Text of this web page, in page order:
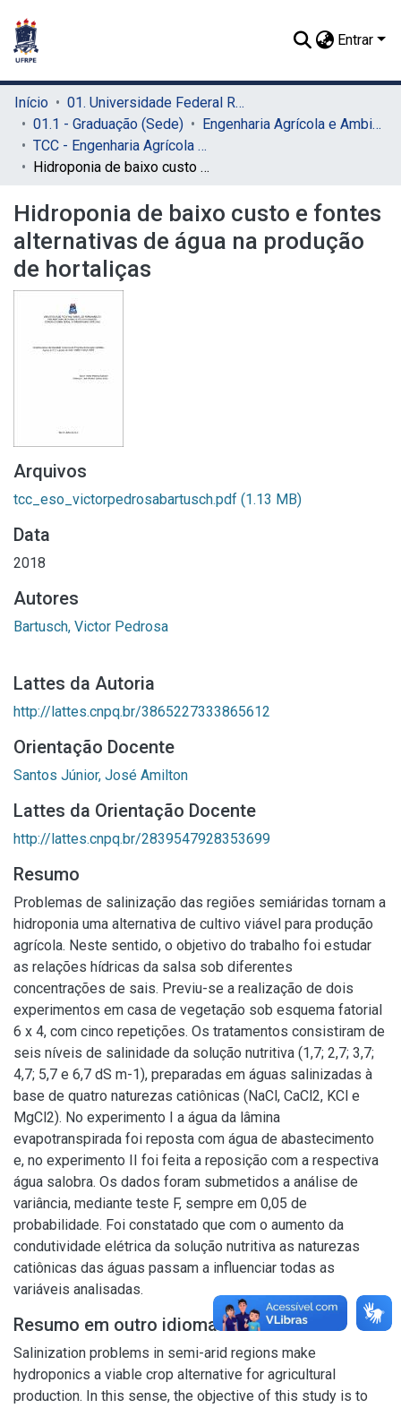
Entrar
Início
01. Universidade Federal Rural de Pernambuco - UFRPE (Sede)
01.1 - Graduação (Sede)
Engenharia Agrícola e Ambiental (Sede)
TCC - Engenharia Agrícola e Ambiental (Sede)
Hidroponia de baixo custo e fontes alternativas de água na produção de hortaliças
Hidroponia de baixo custo e fontes
alternativas de água na produção
de hortaliças
Arquivos
tcc_eso_victorpedrosabartusch.pdf (1.13 MB)
Data
2018
Autores
Bartusch, Victor Pedrosa
Lattes da Autoria
http://lattes.cnpq.br/3865227333865612
Orientação Docente
Santos Júnior, José Amilton
Lattes da Orientação Docente
http://lattes.cnpq.br/2839547928353699
Resumo
Problemas de salinização das regiões semiáridas tornam a
hidroponia uma alternativa de cultivo viável para produção
agrícola. Neste sentido, o objetivo do trabalho foi estudar
as relações hídricas da salsa sob diferentes
concentrações de sais. Previu-se a realização de dois
experimentos em casa de vegetação sob esquema fatorial
6 x 4, com cinco repetições. Os tratamentos consistiram de
seis níveis de salinidade da solução nutritiva (1,7; 2,7; 3,7;
4,7; 5,7 e 6,7 dS m-1), preparadas em águas salinizadas à
base de quatro naturezas catiônicas (NaCl, CaCl2, KCl e
MgCl2). No experimento I a água da lâmina
evapotranspirada foi reposta com água de abastecimento
e, no experimento II foi feita a reposição com a respectiva
água salobra. Os dados foram submetidos a análise de
variância, mediante teste F, sempre em 0,05 de
probabilidade. Foi constatado que com o aumento da
condutividade elétrica da solução nutritiva as naturezas
catiônicas das águas passam a influenciar todas as
variáveis analisadas.
Resumo em outro idioma
Salinization problems in semi-arid regions make
hydroponics a viable crop alternative for agricultural
production. In this sense, the objective of this study is to